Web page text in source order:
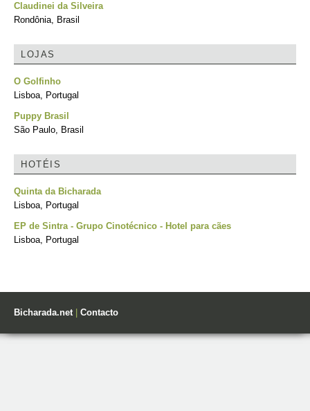
Claudinei da Silveira
Rondônia, Brasil
LOJAS
O Golfinho
Lisboa, Portugal
Puppy Brasil
São Paulo, Brasil
HOTÉIS
Quinta da Bicharada
Lisboa, Portugal
EP de Sintra - Grupo Cinotécnico - Hotel para cães
Lisboa, Portugal
Bicharada.net| Contacto